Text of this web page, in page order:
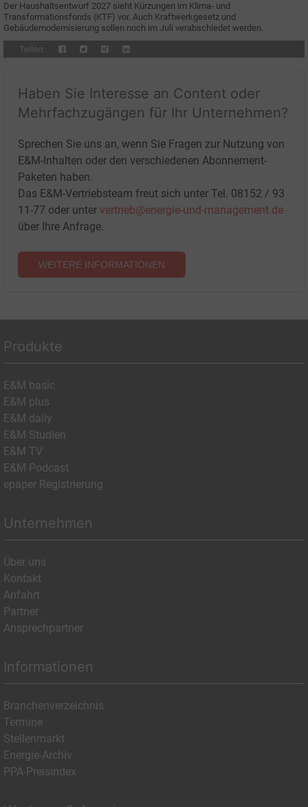
Der Haushaltsentwurf 2027 sieht Kürzungen im Klima- und
Transformationsfonds (KTF) vor. Auch Kraftwerkgesetz und
Gebäudemodernisierung sollen noch im Juli verabschiedet werden.
Teilen:
Haben Sie Interesse an Content oder
Mehrfachzugängen für Ihr Unternehmen?
Sprechen Sie uns an, wenn Sie Fragen zur Nutzung von
E&M-Inhalten oder den verschiedenen Abonnement-
Paketen haben.
Das E&M-Vertriebsteam freut sich unter Tel. 08152 / 93
11-77 oder unter vertrieb@energie-und-management.de
über Ihre Anfrage.
WEITERE INFORMATIONEN
Produkte
E&M basic
E&M plus
E&M daily
E&M Studien
E&M TV
E&M Podcast
epaper Registrierung
Unternehmen
Über uns
Kontakt
Anfahrt
Partner
Ansprechpartner
Informationen
Branchenverzeichnis
Termine
Stellenmarkt
Energie-Archiv
PPA-Preisindex